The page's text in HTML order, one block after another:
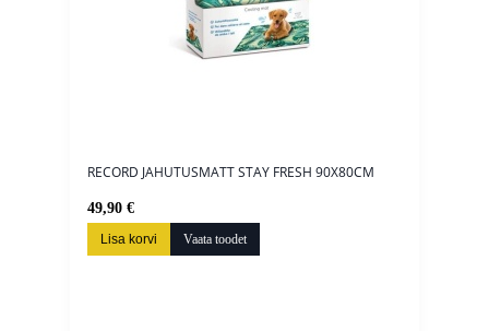
RECORD JAHUTUSMATT STAY FRESH 90X80CM
49,90 €
Lisa korvi Vaata toodet